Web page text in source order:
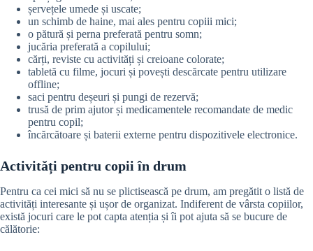
șervețele umede și uscate;
un schimb de haine, mai ales pentru copiii mici;
o pătură și perna preferată pentru somn;
jucăria preferată a copilului;
cărți, reviste cu activități și creioane colorate;
tabletă cu filme, jocuri și povești descărcate pentru utilizare
offline;
saci pentru deșeuri și pungi de rezervă;
trusă de prim ajutor și medicamentele recomandate de medic
pentru copil;
încărcătoare și baterii externe pentru dispozitivele electronice.
Activități pentru copii în drum
Pentru ca cei mici să nu se plictisească pe drum, am pregătit o listă de
activități interesante și ușor de organizat. Indiferent de vârsta copiilor,
există jocuri care le pot capta atenția și îi pot ajuta să se bucure de
călătorie: